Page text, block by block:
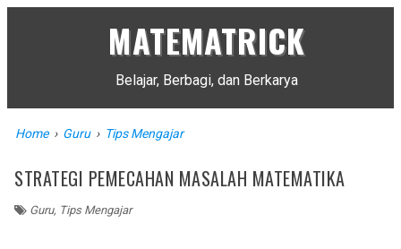
MATEMATRICK
Belajar, Berbagi, dan Berkarya
Home › Guru › Tips Mengajar
STRATEGI PEMECAHAN MASALAH MATEMATIKA
Guru, Tips Mengajar